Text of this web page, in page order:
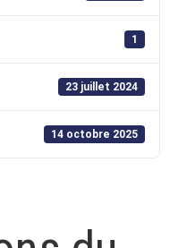
1
23 juillet 2024
14 octobre 2025